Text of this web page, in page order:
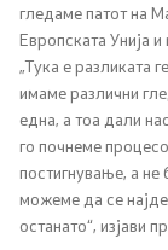
Генерален
Односи со јавност
Канцеларија
Медија
гледаме патот на
Европската Унија и
„Тука е разликата
имаме различни
една, а тоа дали
го почнеме
постигнување, а
можеме да се
останато“, изјави